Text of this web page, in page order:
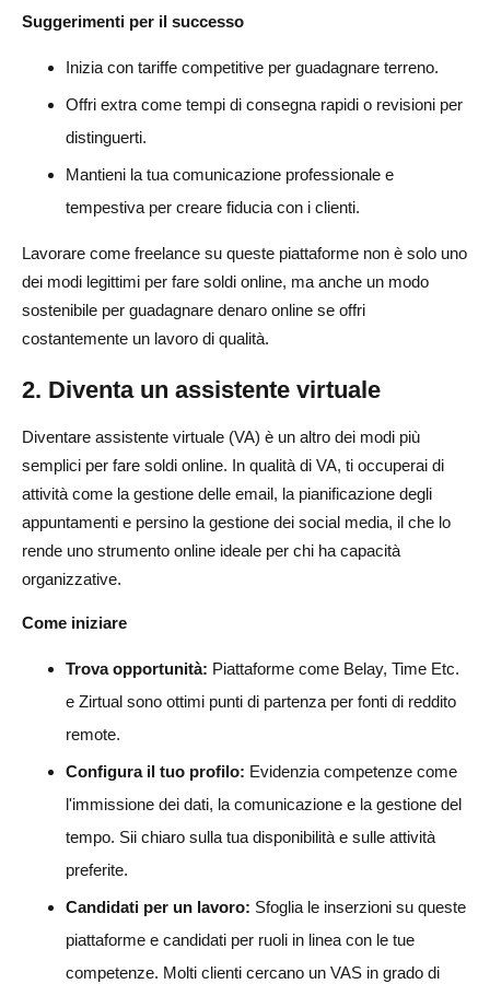
Suggerimenti per il successo
Inizia con tariffe competitive per guadagnare terreno.
Offri extra come tempi di consegna rapidi o revisioni per
distinguerti.
Mantieni la tua comunicazione professionale e
tempestiva per creare fiducia con i clienti.
Lavorare come freelance su queste piattaforme non è solo uno
dei modi legittimi per fare soldi online, ma anche un modo
sostenibile per guadagnare denaro online se offri
costantemente un lavoro di qualità.
2. Diventa un assistente virtuale
Diventare assistente virtuale (VA) è un altro dei modi più
semplici per fare soldi online. In qualità di VA, ti occuperai di
attività come la gestione delle email, la pianificazione degli
appuntamenti e persino la gestione dei social media, il che lo
rende uno strumento online ideale per chi ha capacità
organizzative.
Come iniziare
Trova opportunità: Piattaforme come Belay, Time Etc.
e Zirtual sono ottimi punti di partenza per fonti di reddito
remote.
Configura il tuo profilo: Evidenzia competenze come
l'immissione dei dati, la comunicazione e la gestione del
tempo. Sii chiaro sulla tua disponibilità e sulle attività
preferite.
Candidati per un lavoro: Sfoglia le inserzioni su queste
piattaforme e candidati per ruoli in linea con le tue
competenze. Molti clienti cercano un VAS in grado di